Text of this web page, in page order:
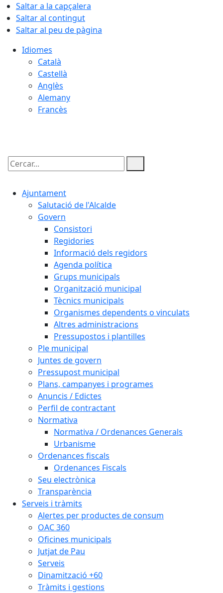
Saltar a la capçalera
Saltar al contingut
Saltar al peu de pàgina
Idiomes
Català
Castellà
Anglès
Alemany
Francès
Cercar:
Ajuntament
Salutació de l'Alcalde
Govern
Consistori
Regidories
Informació dels regidors
Agenda política
Grups municipals
Organització municipal
Tècnics municipals
Organismes dependents o vinculats
Altres administracions
Pressupostos i plantilles
Ple municipal
Juntes de govern
Pressupost municipal
Plans, campanyes i programes
Anuncis / Edictes
Perfil de contractant
Normativa
Normativa / Ordenances Generals
Urbanisme
Ordenances fiscals
Ordenances Fiscals
Seu electrònica
Transparència
Serveis i tràmits
Alertes per productes de consum
OAC 360
Oficines municipals
Jutjat de Pau
Serveis
Dinamització +60
Tràmits i gestions